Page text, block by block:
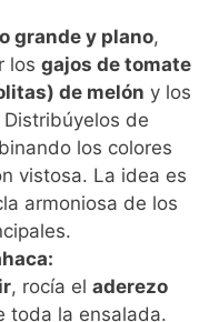
grande y plano,
los gajos de tomate
de melón y los
Distribúyelos de
los colores
vistosa. La idea es
armoniosa de los
, rocía el aderezo
toda la ensalada.